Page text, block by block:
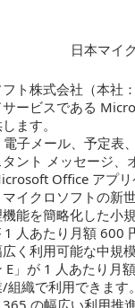
日本マイ
ト株式会社（本社
ービスである
ます。
子メール、予定表
ント メッセージ、
Office アプ
イクロソフトの新
能を簡略化した小
1 人あたり月額 600
く利用可能な中規
」が 1 人あたり月
織で利用できます
の幅広い利用推